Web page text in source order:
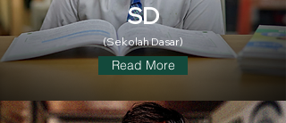
SD
(Sekolah Dasar)
Read More